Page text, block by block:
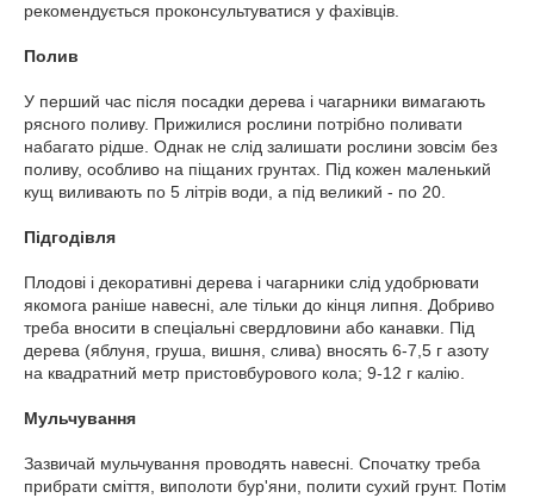
рекомендується проконсультуватися у фахівців.
Полив
У перший час після посадки дерева і чагарники вимагають
рясного поливу. Прижилися рослини потрібно поливати
набагато рідше. Однак не слід залишати рослини зовсім без
поливу, особливо на піщаних грунтах. Під кожен маленький
кущ виливають по 5 літрів води, а під великий - по 20.
Підгодівля
Плодові і декоративні дерева і чагарники слід удобрювати
якомога раніше навесні, але тільки до кінця липня. Добриво
треба вносити в спеціальні свердловини або канавки. Під
дерева (яблуня, груша, вишня, слива) вносять 6-7,5 г азоту
на квадратний метр пристовбурового кола; 9-12 г калію.
Мульчування
Зазвичай мульчування проводять навесні. Спочатку треба
прибрати сміття, виполоти бур'яни, полити сухий грунт. Потім